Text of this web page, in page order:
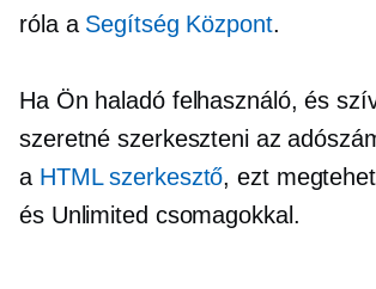
róla a Segítség Központ.
Ha Ön haladó felhasználó, és
szeretné szerkeszteni az
a HTML szerkesztő, ezt
és Unlimited csomagokkal.